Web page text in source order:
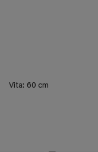
Vita: 60 cm